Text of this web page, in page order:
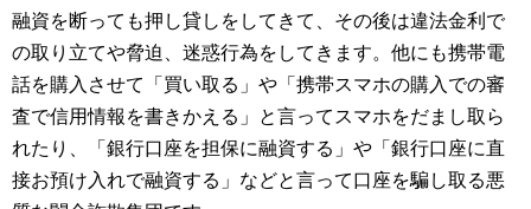
融資を断っても押し貸しをしてきて、その後は違法金利で
の取り立てや脅迫、迷惑行為をしてきます。他にも携帯電
話を購入させて「買い取る」や「携帯スマホの購入での審
査で信用情報を書きかえる」と言ってスマホをだまし取ら
れたり、「銀行口座を担保に融資する」や「銀行口座に直
接お預け入れで融資する」などと言って口座を騙し取る悪